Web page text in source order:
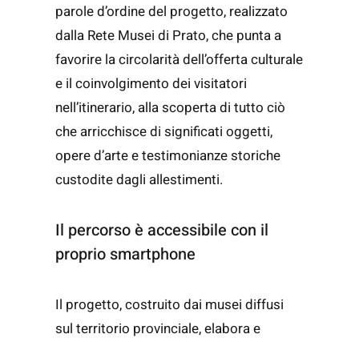
parole d’ordine del progetto, realizzato
dalla Rete Musei di Prato, che punta a
favorire la circolarità dell’offerta culturale
e il coinvolgimento dei visitatori
nell’itinerario, alla scoperta di tutto ciò
che arricchisce di significati oggetti,
opere d’arte e testimonianze storiche
custodite dagli allestimenti.
Il percorso è accessibile con il
proprio smartphone
Il progetto, costruito dai musei diffusi
sul territorio provinciale, elabora e